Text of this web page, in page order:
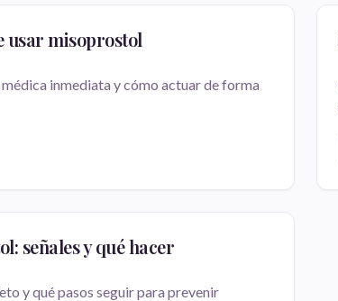
usar misoprostol
inmediata y cómo actuar de forma
señales y qué hacer
y qué pasos seguir para prevenir